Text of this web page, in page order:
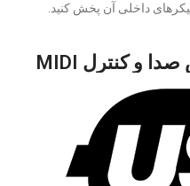
داخلی آن پخش کنید.